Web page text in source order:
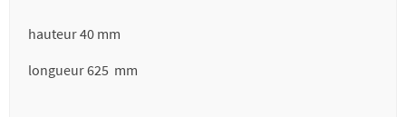
hauteur 40 mm
longueur 625 mm